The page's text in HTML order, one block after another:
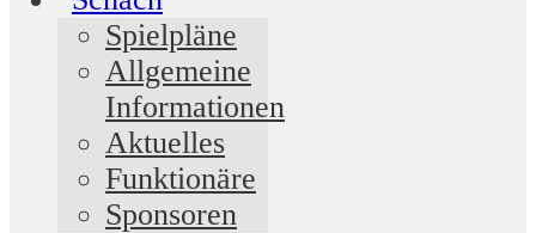
Spielpläne
Allgemeine
Informationen
Aktuelles
Funktionäre
Sponsoren